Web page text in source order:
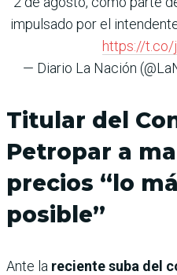
impulsado por el
https://t.co/
— Diario La Nación
Titular del
Petropar a
precios “lo
posible”
Ante la reciente suba del